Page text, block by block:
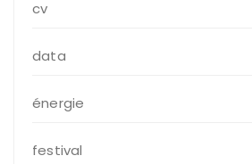
cv
data
énergie
festival